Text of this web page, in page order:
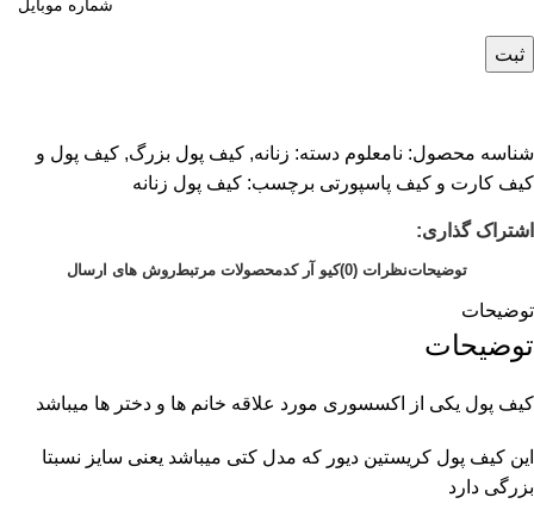
ثبت
شناسه محصول: نامعلوم دسته: زنانه, کیف پول بزرگ, کیف پول و
کیف کارت و کیف پاسپورتی برچسب: کیف پول زنانه
اشتراک گذاری:
توضیحاتنظرات (0) کیو آر کدمحصولات مرتبطروش های ارسال
توضیحات
توضیحات
کیف پول یکی از اکسسوری مورد علاقه خانم ها و دختر ها میباشد
این کیف پول کریستین دیور که مدل کتی میباشد یعنی سایز نسبتا
بزرگی دارد